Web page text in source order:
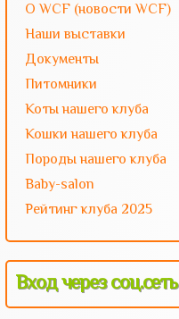
О WCF (новости WCF)
Наши выставки
Документы
Питомники
Коты нашего клуба
Кошки нашего клуба
Породы нашего клуба
Baby-salon
Рейтинг клуба 2025
Вход через соц.сеть